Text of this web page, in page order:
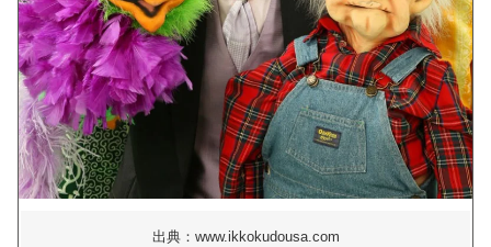
出典：www.ikkokudousa.com